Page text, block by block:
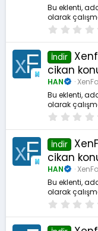
Bu eklenti,
olarak
İndir
cikan
HAN
Bu eklenti,
olarak
İndir
cikan
HAN
Bu eklenti,
olarak